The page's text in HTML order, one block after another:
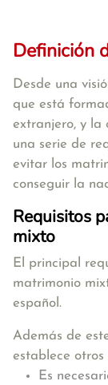
Definición
Desde una
que está
extranjero, y la
una serie de
evitar los
conseguir la
Requisitos
mixto
El principal
matrimonio
español .
Además de
establece otros
Es